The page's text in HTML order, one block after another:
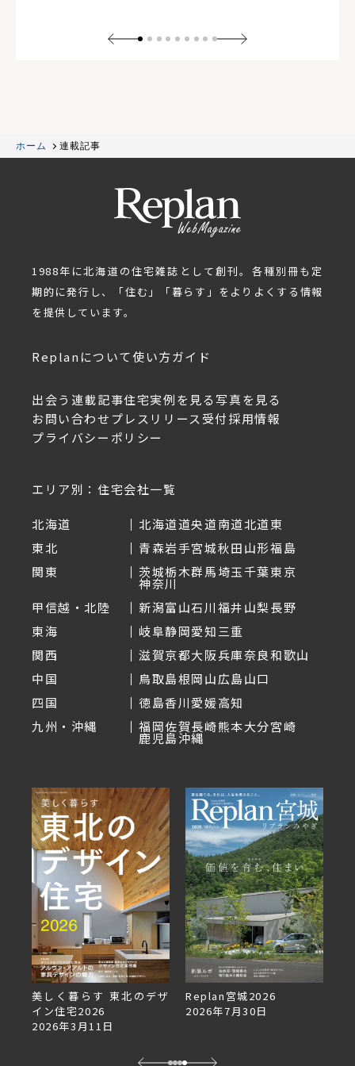
ホーム 連載記事
1988年に北海道の住宅雑誌として創刊。各種別冊も定
期的に発行し、「住む」「暮らす」をよりよくする情報
を提供しています。
Replanについて使い方ガイド
出会う 連載記事住宅実例を見る写真を見る
お問い合わせ プレスリリース受付採用情報
プライバシーポリシー
エリア別：住宅会社一覧
北海道 北海道道央道南道北道東
東北
青森岩手宮城秋田山形福島
関東
茨城栃木群馬埼玉千葉東京
神奈川
甲信越・北陸
新潟富山石川福井山梨長野
東海
岐阜静岡愛知三重
関西
滋賀京都大阪兵庫奈良和歌山
中国
鳥取島根岡山広島山口
四国
徳島香川愛媛高知
九州・沖縄
福岡佐賀長崎熊本大分宮崎
鹿児島沖縄
美しく暮らす 東北のデザ
イン住宅2026
2026年3月11日
Replan宮城2026
2026年7月30日